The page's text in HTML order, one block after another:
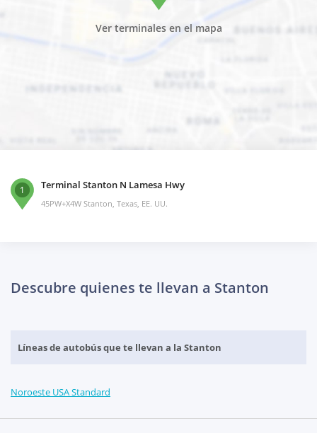
Ver terminales en el mapa
1 Terminal Stanton N Lamesa Hwy
45PW+X4W Stanton, Texas, EE. UU.
Descubre quienes te llevan a Stanton
Líneas de autobús que te llevan a la Stanton
Noroeste USA Standard